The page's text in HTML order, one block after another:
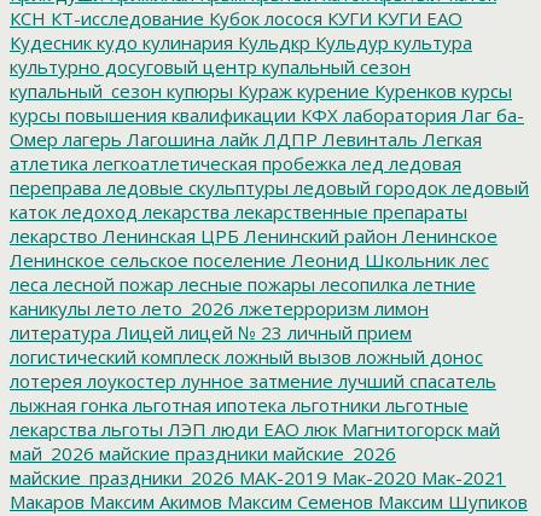
КСН КТ-исследование Кубок лосося КУГИ КУГИ ЕАО
Кудесник кудо кулинария Кульдкр Кульдур культура
культурно досуговый центр купальный сезон
купальный_сезон купюры Кураж курение Куренков курсы
курсы повышения квалификации КФХ лаборатория Лаг ба-
Омер лагерь Лагошина лайк ЛДПР Левинталь Легкая
атлетика легкоатлетическая пробежка лед ледовая
переправа ледовые скульптуры ледовый городок ледовый
каток ледоход лекарства лекарственные препараты
лекарство Ленинская ЦРБ Ленинский район Ленинское
Ленинское сельское поселение Леонид Школьник лес
леса лесной пожар лесные пожары лесопилка летние
каникулы лето лето_2026 лжетерроризм лимон
литература Лицей лицей № 23 личный прием
логистический комплеск ложный вызов ложный донос
лотерея лоукостер лунное затмение лучший спасатель
лыжная гонка льготная ипотека льготники льготные
лекарства льготы ЛЭП люди ЕАО люк Магнитогорск май
май_2026 майские праздники майские_2026
майские_праздники_2026 МАК-2019 Мак-2020 Мак-2021
Макаров Максим Акимов Максим Семенов Максим Шупиков